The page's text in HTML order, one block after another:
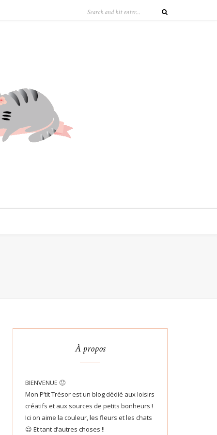
À propos
BIENVENUE 🙂
Mon P’tit Trésor est un blog dédié aux loisirs
créatifs et aux sources de petits bonheurs !
Ici on aime la couleur, les fleurs et les chats
😉 Et tant d’autres choses !!